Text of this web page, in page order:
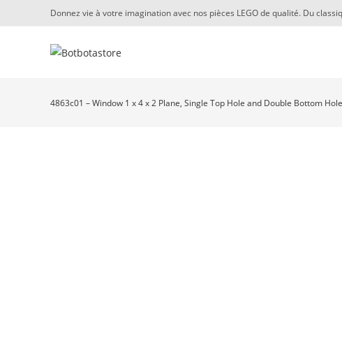
Donnez vie à votre imagination avec nos pièces LEGO de qualité. Du
4863c01 – Window 1 x 4 x 2 Plane, Single Top Hole and Double Bottom